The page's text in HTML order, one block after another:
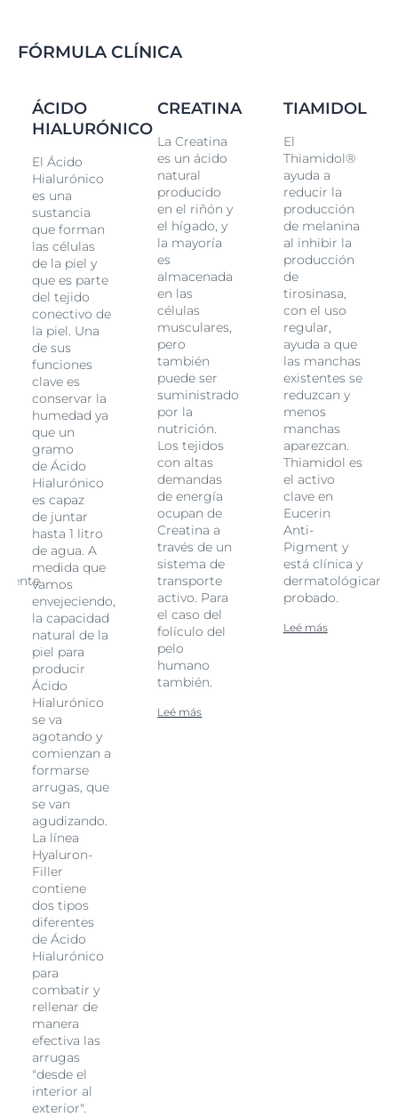
FÓRMULA CLÍNICA
ÁCIDO
HIALURÓNICO
El Ácido
Hialurónico
es una
sustancia
que forman
las células
de la piel y
que es parte
del tejido
conectivo de
la piel. Una
de sus
funciones
clave es
conservar la
humedad ya
que un
gramo
de Ácido
Hialurónico
es capaz
de juntar
hasta 1 litro
de agua. A
medida que
vamos
envejeciendo,
la capacidad
natural de la
piel para
producir
Ácido
Hialurónico
se va
agotando y
comienzan a
formarse
arrugas, que
se van
agudizando.
La línea
Hyaluron-
Filler
contiene
dos tipos
diferentes
de Ácido
Hialurónico
para
combatir y
rellenar de
manera
efectiva las
arrugas
"desde el
interior al
exterior".
CREATINA
La Creatina
es un ácido
natural
producido
en el riñón y
el hígado, y
la mayoría
es
almacenada
en las
células
musculares,
pero
también
puede ser
suministrado
por la
nutrición.
Los tejidos
con altas
demandas
de energía
ocupan de
Creatina a
través de un
sistema de
transporte
activo. Para
el caso del
folículo del
pelo
humano
también.
Leé más
TIAMIDOL
El
Thiamidol®
ayuda a
reducir la
producción
de melanina
al inhibir la
producción
de
tirosinasa,
con el uso
regular,
ayuda a que
las manchas
existentes se
reduzcan y
menos
manchas
aparezcan.
Thiamidol es
el activo
clave en
Eucerin
Anti-
Pigment y
está clínica y
probado.
Leé más